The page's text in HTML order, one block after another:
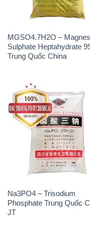
Na3PO4 – Trisodium
Phosphate Trung Quốc